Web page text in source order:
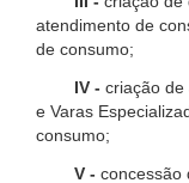
atendimento de
de consumo;
IV - criação de
e Varas
consumo;
V - concessão